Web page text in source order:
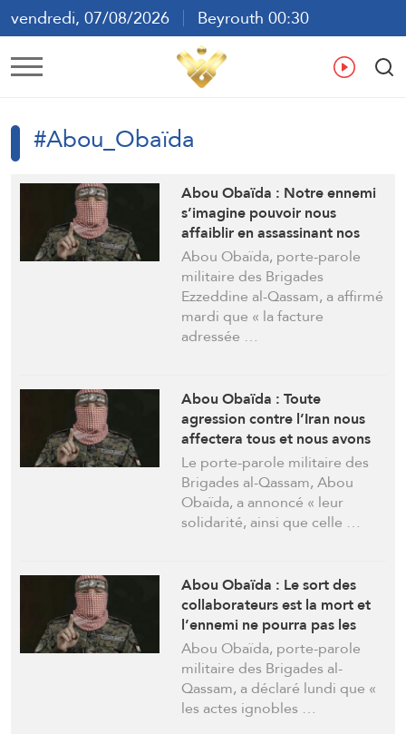
vendredi, 07/08/2026
Beyrouth 00:30
ع
#Abou_Obaïda
Abou Obaïda : Notre ennemi
s’imagine pouvoir nous
affaiblir en assassinant nos
dirigeants mais la facture
reste impayée jusqu’à ce
qu’elle soit réglée
Abou Obaïda, porte-parole
militaire des Brigades
Ezzeddine al-Qassam, a affirmé
mardi que « la facture
adressée …
Abou Obaïda : Toute
agression contre l’Iran nous
affectera tous et nous avons
confiance en la force de ses
forces armées
Le porte-parole militaire des
Brigades al-Qassam, Abou
Obaïda, a annoncé « leur
solidarité, ainsi que celle …
Abou Obaïda : Le sort des
collaborateurs est la mort et
l’ennemi ne pourra pas les
protéger
Abou Obaïda, porte-parole
militaire des Brigades al-
Qassam, a déclaré lundi que «
les actes ignobles …